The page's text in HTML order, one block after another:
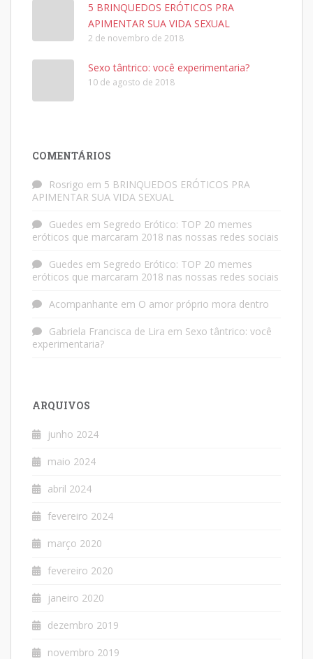
5 BRINQUEDOS ERÓTICOS PRA
APIMENTAR SUA VIDA SEXUAL
2 de novembro de 2018
Sexo tântrico: você experimentaria?
10 de agosto de 2018
COMENTÁRIOS
Rosrigo em 5 BRINQUEDOS ERÓTICOS PRA
APIMENTAR SUA VIDA SEXUAL
Guedes em Segredo Erótico: TOP 20 memes
eróticos que marcaram 2018 nas nossas redes sociais
Guedes em Segredo Erótico: TOP 20 memes
eróticos que marcaram 2018 nas nossas redes sociais
Acompanhante em O amor próprio mora dentro
Gabriela Francisca de Lira em Sexo tântrico: você
experimentaria?
ARQUIVOS
junho 2024
maio 2024
abril 2024
fevereiro 2024
março 2020
fevereiro 2020
janeiro 2020
dezembro 2019
novembro 2019